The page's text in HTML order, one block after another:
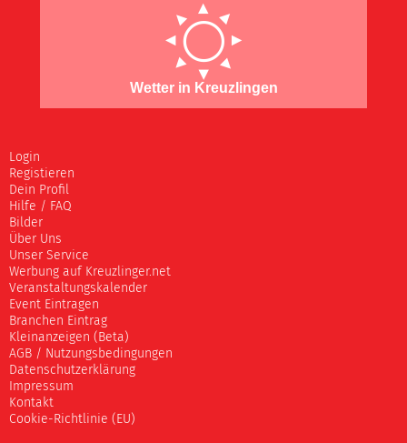
Wetter in Kreuzlingen
Login
Registieren
Dein Profil
Hilfe / FAQ
Bilder
Über Uns
Unser Service
Werbung auf Kreuzlinger.net
Veranstaltungskalender
Event Eintragen
Branchen Eintrag
Kleinanzeigen (Beta)
AGB / Nutzungsbedingungen
Datenschutzerklärung
Impressum
Kontakt
Cookie-Richtlinie (EU)